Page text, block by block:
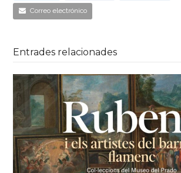
Correo electrónico
Entrades relacionades